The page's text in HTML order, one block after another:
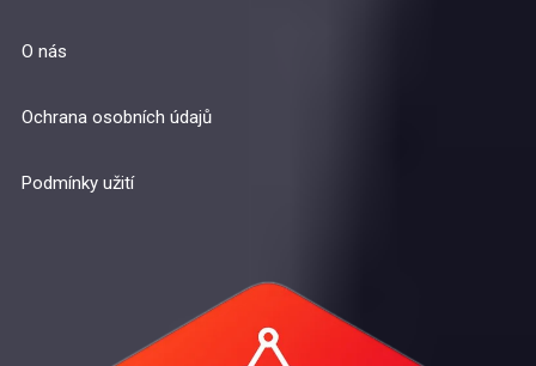
O nás
Ochrana osobních údajů
Podmínky užití